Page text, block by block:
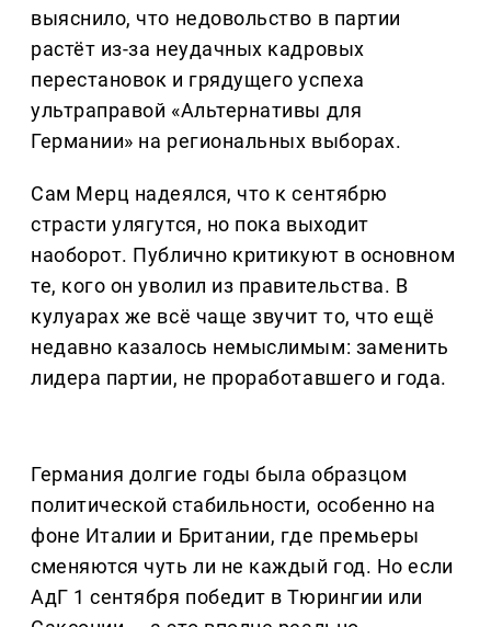
выяснило, что недовольство в партии
растёт из-за неудачных кадровых
перестановок и грядущего успеха
ультраправой «Альтернативы для
Германии» на региональных выборах.
Сам Мерц надеялся, что к сентябрю
страсти улягутся, но пока выходит
наоборот. Публично критикуют в основном
те, кого он уволил из правительства. В
кулуарах же всё чаще звучит то, что ещё
недавно казалось немыслимым: заменить
лидера партии, не проработавшего и года.
Германия долгие годы была образцом
политической стабильности, особенно на
фоне Италии и Британии, где премьеры
сменяются чуть ли не каждый год. Но если
АдГ 1 сентября победит в Тюрингии или